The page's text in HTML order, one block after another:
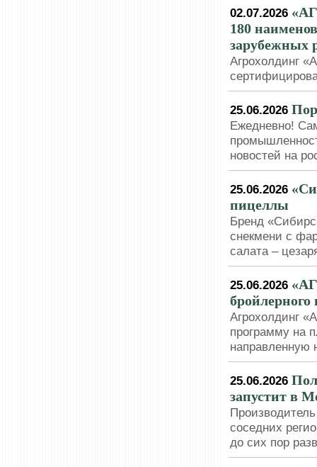
02.07.2026
180
зарубежных
Агрохолдинг
25.06.2026
Ежедневно!
новостей на
25.06.2026
пицеллы
Бренд
снекмени с
салата –
25.06.2026
бройлерного
Агрохолдинг
программу на
направленную
25.06.2026
запустит в
соседних
до сих пор